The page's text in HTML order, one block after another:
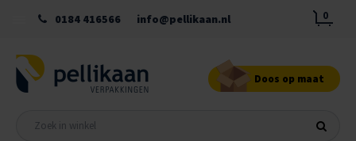
0184 416566 info@pellikaan.nl 0
Doos op maat